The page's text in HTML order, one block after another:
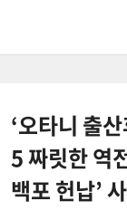
‘오타니 출
5 짜릿한 역
백포 헌납’